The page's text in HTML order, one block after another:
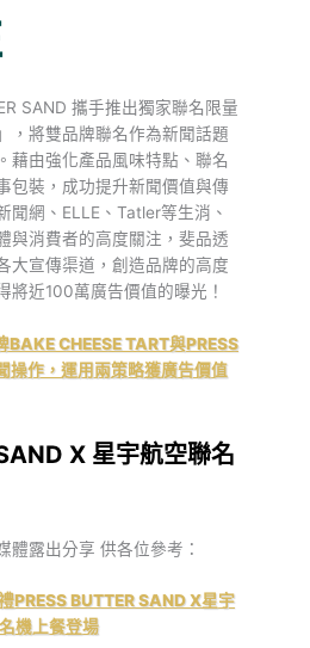
SAND 攜手推出獨家聯名限量
，將雙品牌聯名作為新聞話題
藉由強化產品風味特點、聯名
包裝，成功提升新聞價值與傳
聞網、ELLE、Tatler等生消、
與消費者的高度關注，斐品透
大宣傳渠道，創造品牌的高度
將近100萬廣告價值的曝光！
BAKE CHEESE TART與PRESS
操作，運用兩策略獲廣告價值
X 星宇航空聯名
體露出分享 供各位參考：
PRESS BUTTER SAND X星宇
機上餐登場